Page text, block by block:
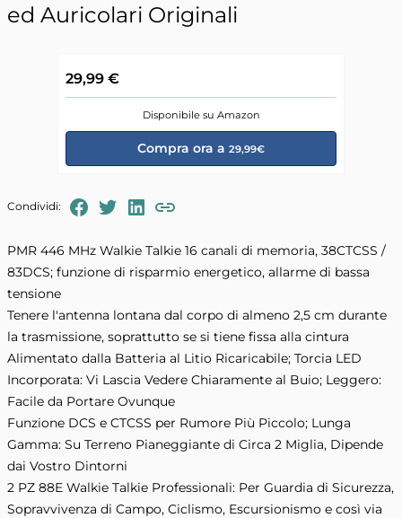
ed Auricolari Originali
29,99 €
Disponibile su Amazon
Compra ora a 29,99€
Condividi: FaceBook
TwitterLinkedIn
PMR 446 MHz Walkie Talkie 16 canali di memoria, 38CTCSS /
83DCS; funzione di risparmio energetico, allarme di bassa
tensione
Tenere l'antenna lontana dal corpo di almeno 2,5 cm durante
la trasmissione, soprattutto se si tiene fissa alla cintura
Alimentato dalla Batteria al Litio Ricaricabile; Torcia LED
Incorporata: Vi Lascia Vedere Chiaramente al Buio; Leggero:
Facile da Portare Ovunque
Funzione DCS e CTCSS per Rumore Più Piccolo; Lunga
Gamma: Su Terreno Pianeggiante di Circa 2 Miglia, Dipende
dai Vostro Dintorni
2 PZ 88E Walkie Talkie Professionali: Per Guardia di Sicurezza,
Sopravvivenza di Campo, Ciclismo, Escursionismo e così via